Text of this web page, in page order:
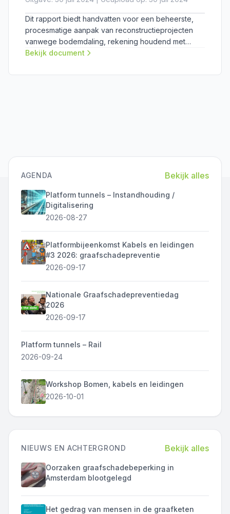
Dit rapport biedt handvatten voor een beheerste,
procesmatige aanpak van reconstructieprojecten
vanwege bodemdaling, rekening houdend met
kabels en leidingen.
Bekijk document
AGENDA Bekijk alles
Platform tunnels – Instandhouding /
Digitalisering
2026-08-27
Platformbijeenkomst Kabels en leidingen
#3 2026: graafschadepreventie
2026-09-17
Nationale Graafschadepreventiedag
2026
2026-09-17
Platform tunnels – Rail
2026-09-24
Workshop Bomen, kabels en leidingen
2026-10-01
NIEUWS EN ACHTERGROND Bekijk alles
Oorzaken graafschadebeperking in
Amsterdam blootgelegd
Het gedrag van mensen in de graafketen